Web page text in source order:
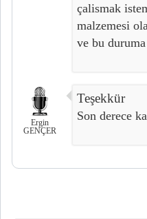
çalismak
malzemesi
ve bu
Ergin
GENÇER
Teşekkür
Son derece